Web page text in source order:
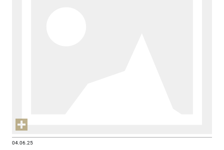
04.06.25